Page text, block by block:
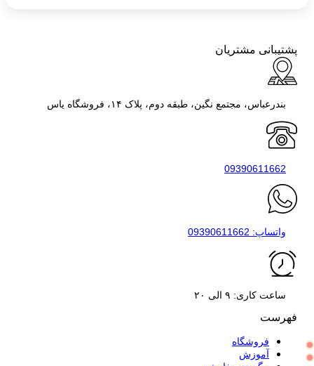
پشتیبانی مشتریان
بندرعباس، مجتمع نگین، طبقه دوم، پلاک ۱۴، فروشگاه یاس
09390611662
واتساپ: 09390611662
ساعت کاری: ۹ الی ۲۰
فهرست
فروشگاه
آموزش